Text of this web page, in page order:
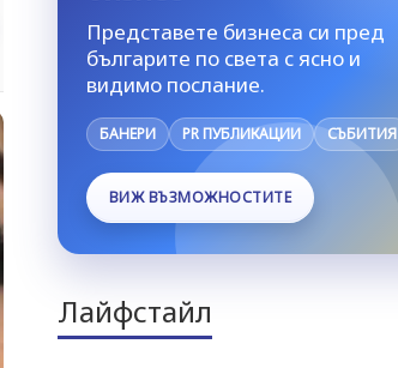
Представете бизнеса си пред
българите по света с ясно и
видимо послание.
БАНЕРИ PR ПУБЛИКАЦИИ СЪБИТИЯ
ВИЖ ВЪЗМОЖНОСТИТЕ
Лайфстайл